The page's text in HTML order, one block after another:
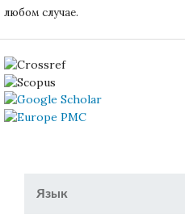
любом случае.
Язык